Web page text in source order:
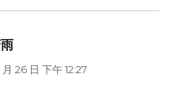
道：
月 26 日 下午 12:27